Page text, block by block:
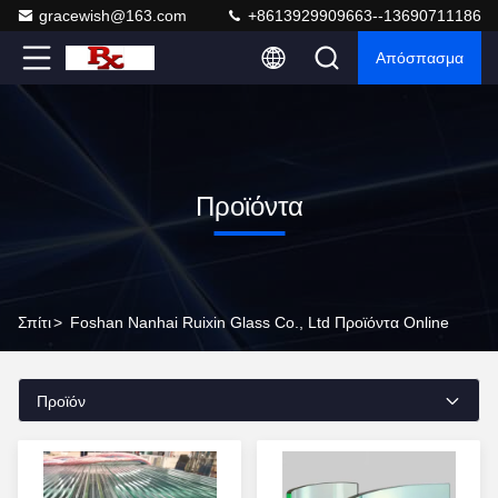
gracewish@163.com +8613929909663--13690711186
Απόσπασμα
Προϊόντα
Σπίτι> Foshan Nanhai Ruixin Glass Co., Ltd Προϊόντα Online
Προϊόν